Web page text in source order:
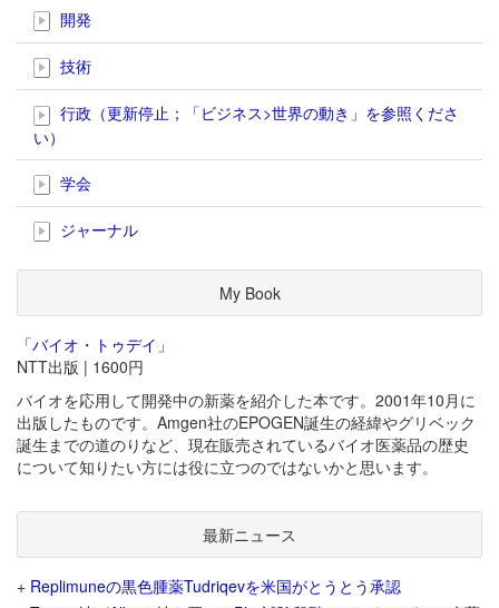
開発
技術
行政（更新停止；「ビジネス>世界の動き」を参照くださ
い）
学会
ジャーナル
My Book
「バイオ・トゥデイ」
NTT出版 | 1600円
バイオを応用して開発中の新薬を紹介した本です。2001年10月に
出版したものです。Amgen社のEPOGEN誕生の経緯やグリベック
誕生までの道のりなど、現在販売されているバイオ医薬品の歴史
について知りたい方には役に立つのではないかと思います。
最新ニュース
+ Replimuneの黒色腫薬Tudriqevを米国がとうとう承認